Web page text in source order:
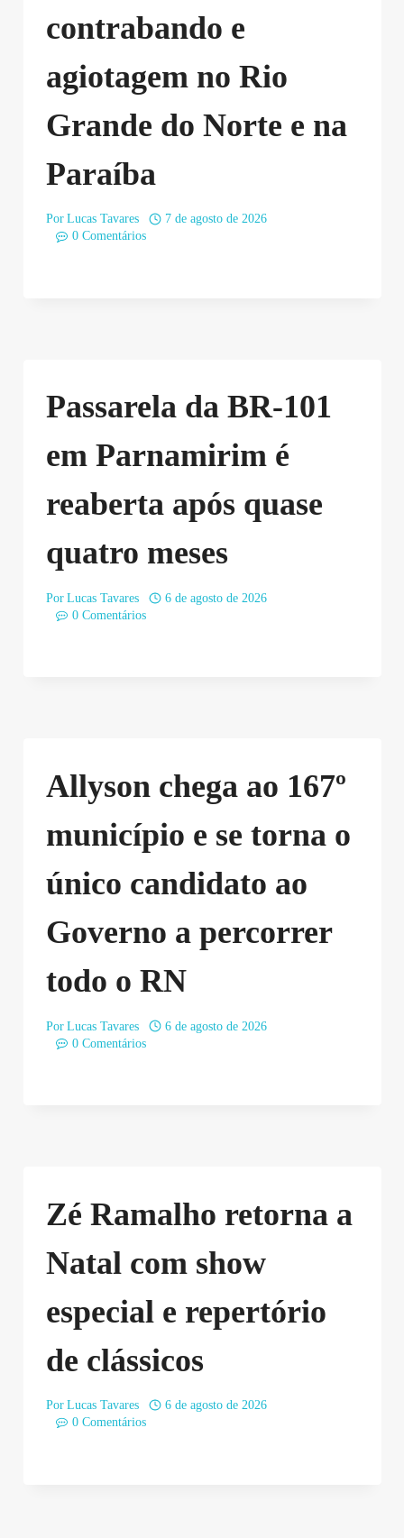
contrabando e
agiotagem no Rio
Grande do Norte e na
Paraíba
Por Lucas Tavares
7 de agosto de 2026
0 Comentários
Passarela da BR-101
em Parnamirim é
reaberta após quase
quatro meses
Por Lucas Tavares
6 de agosto de 2026
0 Comentários
Allyson chega ao 167º
município e se torna o
único candidato ao
Governo a percorrer
todo o RN
Por Lucas Tavares
6 de agosto de 2026
0 Comentários
Zé Ramalho retorna a
Natal com show
especial e repertório
de clássicos
Por Lucas Tavares
6 de agosto de 2026
0 Comentários